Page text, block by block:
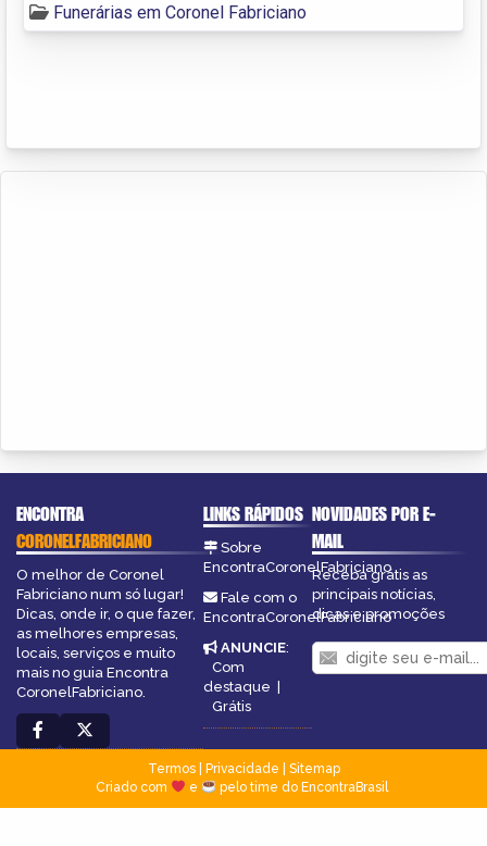
Funerárias em Coronel Fabriciano
ENCONTRA
CORONELFABRICIANO
O melhor de Coronel
Fabriciano num só lugar!
Dicas, onde ir, o que fazer,
as melhores empresas,
locais, serviços e muito
mais no guia Encontra
CoronelFabriciano.
LINKS RÁPIDOS
Sobre
EncontraCoronelFabriciano
Fale com o
EncontraCoronelFabriciano
ANUNCIE:
Com
destaque |
Grátis
NOVIDADES POR E-
MAIL
Receba grátis as
principais notícias,
dicas e promoções
Termos| Privacidade
Sitemap
Criado com
e pelo time do EncontraBrasil